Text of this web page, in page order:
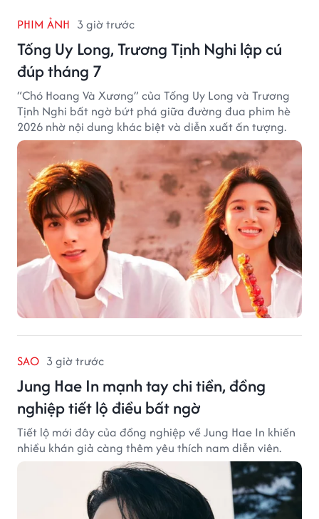
PHIM ẢNH 3 giờ trước
Tống Uy Long, Trương Tịnh Nghi lập cú
đúp tháng 7
“Chó Hoang Và Xương” của Tống Uy Long và Trương
Tịnh Nghi bất ngờ bứt phá giữa đường đua phim hè
2026 nhờ nội dung khác biệt và diễn xuất ấn tượng.
SAO 3 giờ trước
Jung Hae In mạnh tay chi tiền, đồng
nghiệp tiết lộ điều bất ngờ
Tiết lộ mới đây của đồng nghiệp về Jung Hae In khiến
nhiều khán giả càng thêm yêu thích nam diễn viên.